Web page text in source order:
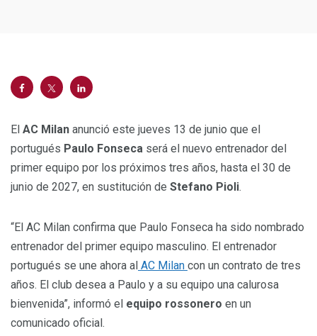
El AC Milan anunció este jueves 13 de junio que el
portugués Paulo Fonseca será el nuevo entrenador del
primer equipo por los próximos tres años, hasta el 30 de
junio de 2027, en sustitución de Stefano Pioli.
“El AC Milan confirma que Paulo Fonseca ha sido nombrado
entrenador del primer equipo masculino. El entrenador
portugués se une ahora al AC Milan con un contrato de tres
años. El club desea a Paulo y a su equipo una calurosa
bienvenida”, informó el equipo rossonero en un
comunicado oficial.